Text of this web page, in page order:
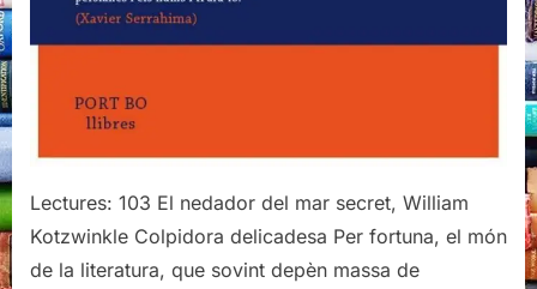
Lectures: 103 El nedador del mar secret, William
Kotzwinkle Colpidora delicadesa Per fortuna, el món
de la literatura, que sovint depèn massa de